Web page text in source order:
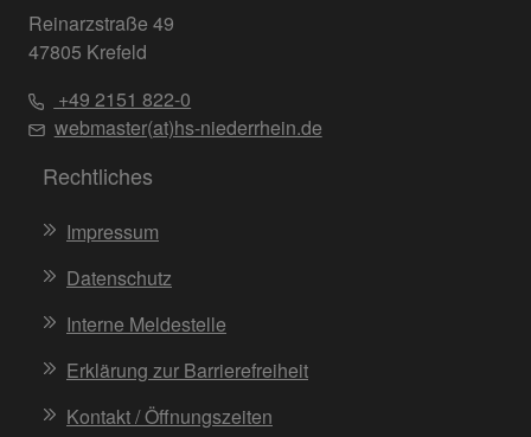
Reinarzstraße 49
47805 Krefeld
+49 2151 822-0
webmaster(at)hs-niederrhein.de
Rechtliches
Impressum
Datenschutz
Interne Meldestelle
Erklärung zur Barrierefreiheit
Kontakt / Öffnungszeiten